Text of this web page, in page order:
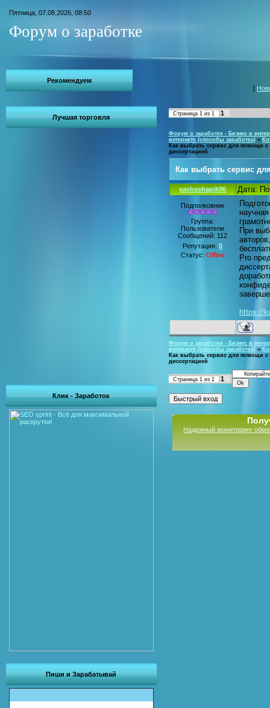
Пятница, 07.08.2026, 08:50
Форум о заработке
Рекомендуем
Лучшая торговля
Клик - Заработок
Пиши и Зарабатывай
[
Страница 1 из 1 1
Форум о заработке - Бизнес в
интернете (способы заработка) »
Как выбрать сервис для помощи с
диссертацией
Как выбрать сервис
sashashapik96 Дата:
Подполковник
Группа:
Пользователи
Сообщений: 112
Репутация:0
Статус: Offline
При
Pro
https://
Форум о заработке - Бизнес в
интернете (способы заработка) »
Как выбрать сервис для помощи с
диссертацией
Страница 1 из 1 1
Надежный мониторинг